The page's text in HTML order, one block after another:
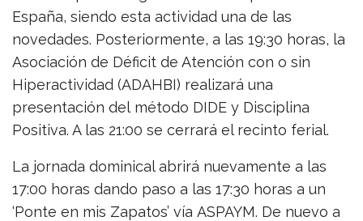
España, siendo esta actividad una de las
novedades. Posteriormente, a las 19:30 horas, la
Asociación de Déficit de Atención con o sin
Hiperactividad (ADAHBI) realizará una
presentación del método DIDE y Disciplina
Positiva. A las 21:00 se cerrará el recinto ferial.
La jornada dominical abrirá nuevamente a las
17:00 horas dando paso a las 17:30 horas a un
‘Ponte en mis Zapatos’ vía ASPAYM. De nuevo a